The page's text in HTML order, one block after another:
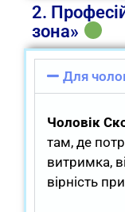
2.
зона»
Для
Чоловік
там, де
витримка,
вірність